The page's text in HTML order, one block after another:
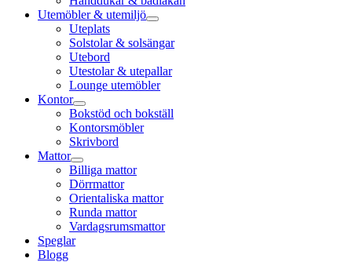
Utemöbler & utemiljö
Uteplats
Solstolar & solsängar
Utebord
Utestolar & utepallar
Lounge utemöbler
Kontor
Bokstöd och bokställ
Kontorsmöbler
Skrivbord
Mattor
Billiga mattor
Dörrmattor
Orientaliska mattor
Runda mattor
Vardagsrumsmattor
Speglar
Blogg